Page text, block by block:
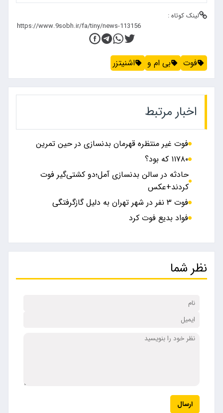
لینک کوتاه :
فوت بی ام و اشنیتزر
اخبار مرتبط
فوت غیر منتظره قهرمان بدنسازی در حین تمرین
۱۱۷۸۰ که بود؟
حادثه در سالن بدنسازی آمل؛دو کشتی‌گیر فوت
کردند+عکس
فوت ۳ نفر در شهر تهران به دلیل گازگرفتگی
فواد بدیع فوت کرد
نظر شما
ارسال